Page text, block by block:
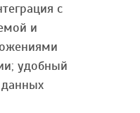
с
и
удобный